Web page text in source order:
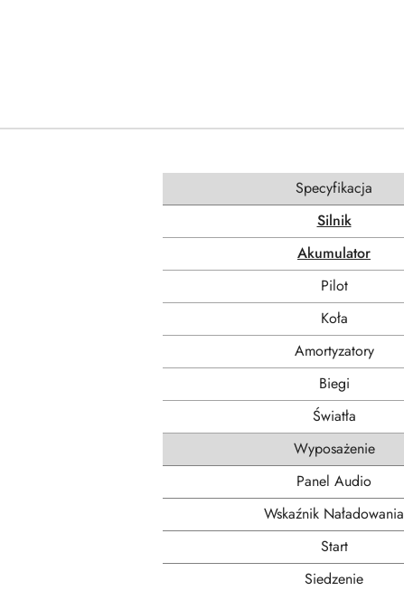
Specyfikacja
Silnik
Akumulator
Pilot
Koła
Amortyzatory
Biegi
Światła
Wyposażenie
Panel Audio
Wskaźnik Naładowania
Start
Siedzenie